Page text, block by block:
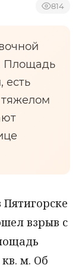
814
Площадь
есть
взрыв с
м. Об